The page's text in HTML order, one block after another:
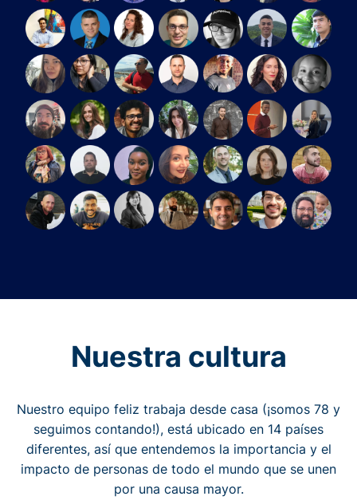
Nuestra cultura
Nuestro equipo feliz trabaja desde casa (¡somos 78 y
seguimos contando!), está ubicado en 14 países
diferentes, así que entendemos la importancia y el
impacto de personas de todo el mundo que se unen
por una causa mayor.